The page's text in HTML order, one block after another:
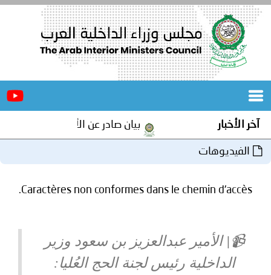
الرئيسية
اجتماعات
آخر الأخبار بيان صادر عن الأمانة العامة لمجلس
الفيديوهات
Caractères non conformes dans le chemin d'accès.
📹| الأمير عبدالعزيز بن سعود وزير
الداخلية رئيس لجنة الحج العُليا: